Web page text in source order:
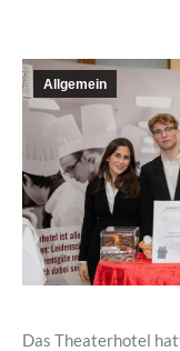
Allgemein
Das Theaterhotel